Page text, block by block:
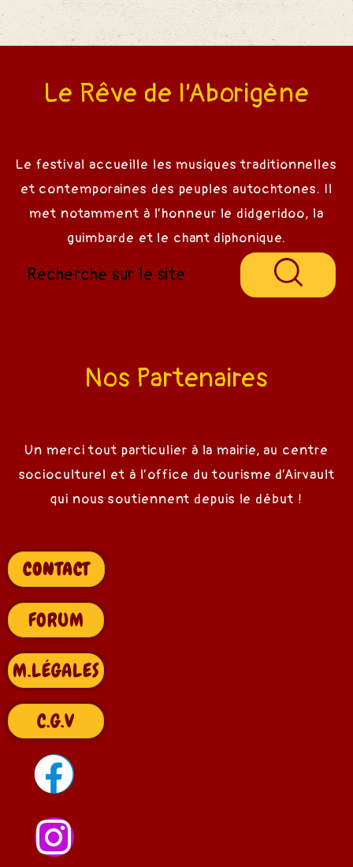
Le Rêve de l’Aborigène
Le festival accueille les musiques traditionnelles
et contemporaines des peuples autochtones. Il
met notamment à l’honneur le didgeridoo, la
guimbarde et le chant diphonique.
Nos Partenaires
Un merci tout particulier à la mairie, au centre
socioculturel et à l’office du tourisme d’Airvault
qui nous soutiennent depuis le début !
CONTACT
FORUM
M.LÉGALES
C.G.V